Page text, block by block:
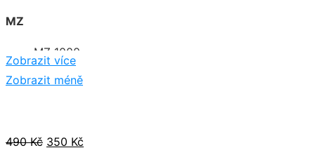
MZ
MZ 1000
Suzuki
Zobrazit více
Zobrazit méně
490Kč Původní
350 Kč